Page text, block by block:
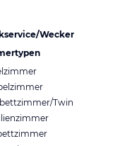
Wecker
Twin